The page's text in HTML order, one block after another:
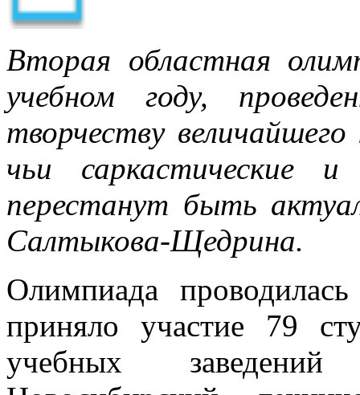
Вторая областная
учебном году,
творчеству
чьи саркастические
перестанут быть
Салтыкова-Щедрина.
Олимпиада
приняло участие 79
учебных заведений